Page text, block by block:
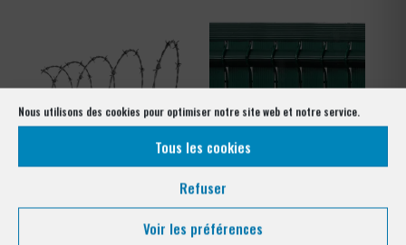
Nous utilisons des cookies pour optimiser notre site web et notre service.
Tous les cookies
Refuser
Voir les préférences
Occultation à lattes en pvc
66,00